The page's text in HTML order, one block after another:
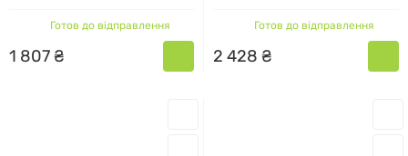
Готов до відправлення
1 807₴
Готов до відправлення
2 428 ₴